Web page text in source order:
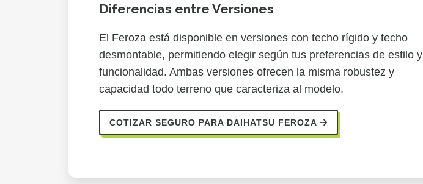
Diferencias entre Versiones
El Feroza está disponible en versiones con techo rígido y techo
desmontable, permitiendo elegir según tus preferencias de estilo y
funcionalidad. Ambas versiones ofrecen la misma robustez y
capacidad todo terreno que caracteriza al modelo.
COTIZAR SEGURO PARA DAIHATSU FEROZA